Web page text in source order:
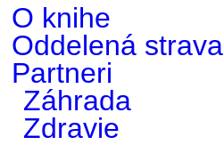
O knihe
Oddelená strava
Partneri
Záhrada
Zdravie